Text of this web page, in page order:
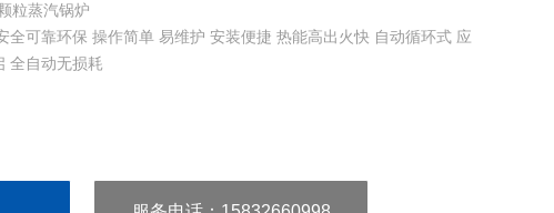
粒蒸汽锅炉
全可靠环保 操作简单 易维护 安装便捷 热能高出火快 自动循环式 应
全自动无损耗